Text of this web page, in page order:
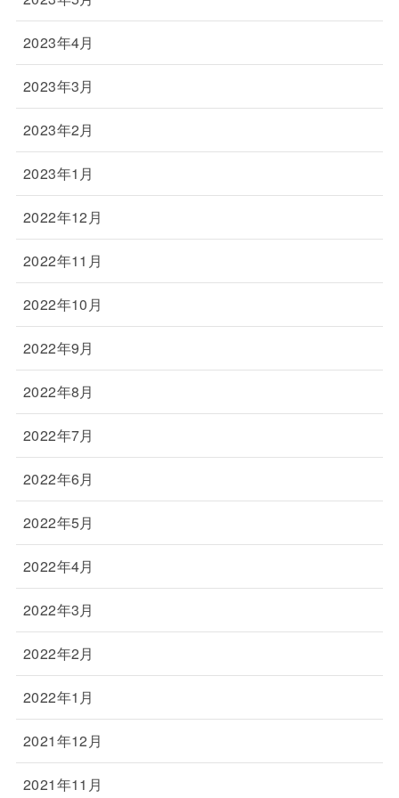
2023年4月
2023年3月
2023年2月
2023年1月
2022年12月
2022年11月
2022年10月
2022年9月
2022年8月
2022年7月
2022年6月
2022年5月
2022年4月
2022年3月
2022年2月
2022年1月
2021年12月
2021年11月